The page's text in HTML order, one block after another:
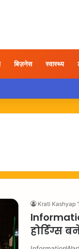
बिज़नेस स्वास्थ्य
करते युवक का वीडियो
Krati Kashyap
होर्डिंग्स